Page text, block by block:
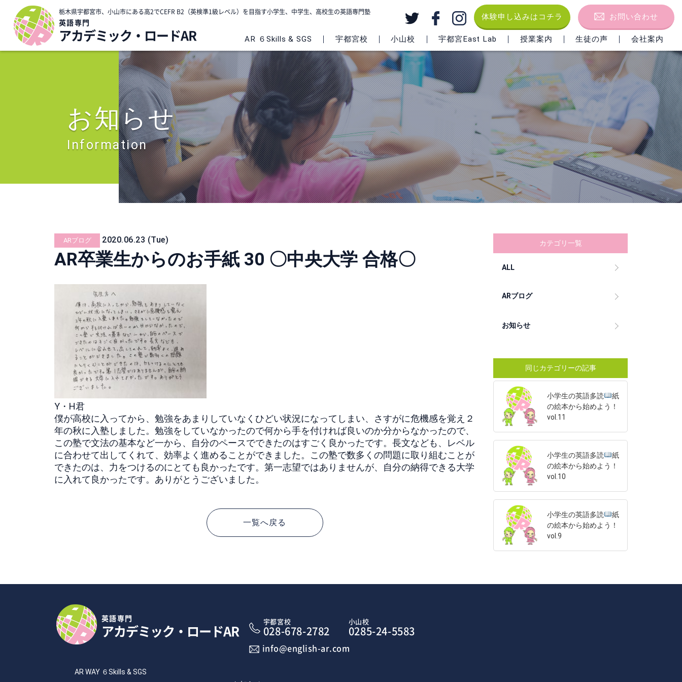
栃木県宇都宮市、小山市にある高2でCEFR B2（英検準1級レベル）を目指す小学生、中学生、高校生の英語専門塾
英語専門
アカデミック・ロードAR AR ６Skills & SGS 宇都宮校 小山校 宇都宮East Lab 授業案内 生徒の声 会社案内
体験申し込みはコチラ お問い合わせ
お知らせ
Information
ARブログ 2020.06.23 (Tue)
AR卒業生からのお手紙 30 〇中央大学 合格〇
Y・H君
僕が高校に入ってから、勉強をあまりしていなくひどい状況になってしまい、さすがに危機感を覚え２
年の秋に入塾しました。勉強をしていなかったので何から手を付ければ良いのか分からなかったので、
この塾で文法の基本など一から、自分のペースでできたのはすごく良かったです。長文なども、レベル
に合わせて出してくれて、効率よく進めることができました。この塾で数多くの問題に取り組むことが
できたのは、力をつけるのにとても良かったです。第一志望ではありませんが、自分の納得できる大学
に入れて良かったです。ありがとうございました。
一覧へ戻る
カテゴリ一覧
ALL
ARブログ
お知らせ
同じカテゴリーの記事
小学生の英語多読
紙
の絵本から始めよう！
vol.11
小学生の英語多読
紙
の絵本から始めよう！
vol.10
小学生の英語多読
紙
の絵本から始めよう！
vol.9
英語専門
アカデミック・ロードAR
宇都宮校
028-678-2782
小山校
0285-24-5583
info@english-ar.com
AR WAY ６Skills & SGS